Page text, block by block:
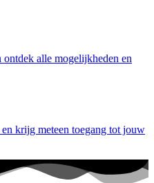
alle mogelijkheden en
krijg meteen toegang tot jouw